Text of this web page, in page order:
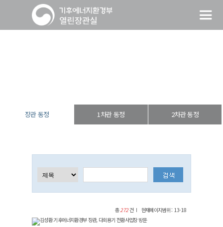
장관 동정 1차관 동정 2차관 동정
총272건 현재페이지범위 : 13-18